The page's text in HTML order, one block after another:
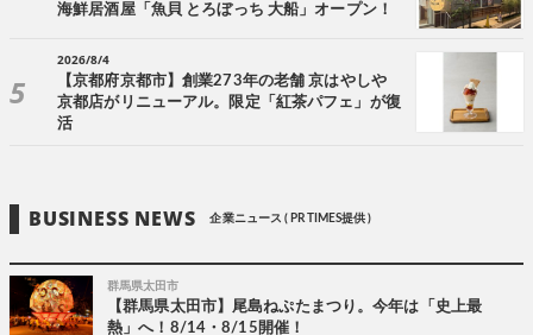
海鮮居酒屋「魚貝 とろぼっち 大船」オープン！
2026/8/4
【京都府京都市】創業273年の老舗 京はやしや
京都店がリニューアル。限定「紅茶パフェ」が復
活
BUSINESS NEWS 企業ニュース ( PR TIMES提供 )
群馬県太田市
【群馬県太田市】尾島ねぷたまつり。今年は「史上最
熱」へ！8/14・8/15開催！